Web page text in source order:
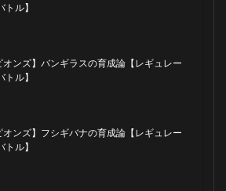
ル】
オンズ】バンギラスの育成論【レギュレー
ル】
オンズ】フシギバナの育成論【レギュレー
ル】